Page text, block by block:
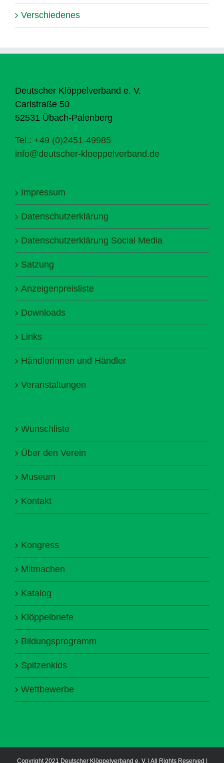
Verschiedenes
Deutscher Klöppelverband e. V.
Carlstraße 50
52531 Übach-Palenberg
Tel.: +49 (0)2451-49985
info@deutscher-kloeppelverband.de
Impressum
Datenschutzerklärung
Datenschutzerklärung Social Media
Satzung
Anzeigenpreisliste
Downloads
Links
Händlerinnen und Händler
Veranstaltungen
Wunschliste
Über den Verein
Museum
Kontakt
Kongress
Mitmachen
Katalog
Klöppelbriefe
Bildungsprogramm
Spitzenkids
Wettbewerbe
Copyright 2021 Deutscher Klöppelverband e. V. | All Rights Reserved |